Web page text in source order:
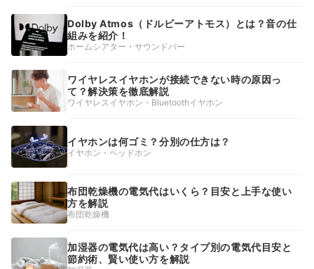
Dolby Atmos（ドルビーアトモス）とは？音の仕
組みを紹介！
ホームシアター・サウンドバー
ワイヤレスイヤホンが接続できない時の原因っ
て？解決策を徹底解説
ワイヤレスイヤホン・Bluetoothイヤホン
イヤホンは何ゴミ？分別の仕方は？
イヤホン・ヘッドホン
布団乾燥機の電気代はいくら？目安と上手な使い
方を解説
布団乾燥機
加湿器の電気代は高い？タイプ別の電気代目安と
節約術、賢い使い方を解説